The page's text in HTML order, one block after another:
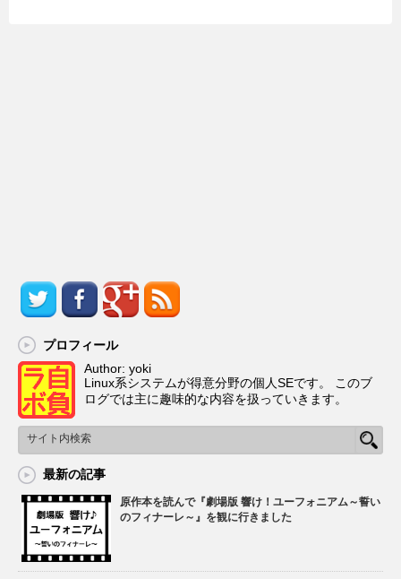
プロフィール
Author: yoki
Linux系システムが得意分野の個人SEです。 このブ
ログでは主に趣味的な内容を扱っていきます。
最新の記事
原作本を読んで『劇場版 響け！ユーフォニアム～誓い
のフィナーレ～』を観に行きました